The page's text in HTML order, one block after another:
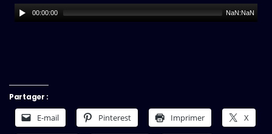
00:00:00 NaN:NaN
Partager :
E-mail Pinterest Imprimer X